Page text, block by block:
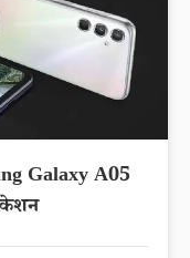
Galaxy A05